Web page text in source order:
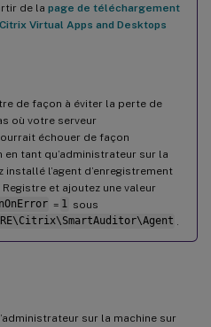
de la page de téléchargement
Virtual Apps and Desktops
de façon à éviter la perte de
où votre serveur
échouer de façon
en tant qu’administrateur sur la
l’agent d’enregistrement
et ajoutez une valeur
= 1 sous
sur la machine sur